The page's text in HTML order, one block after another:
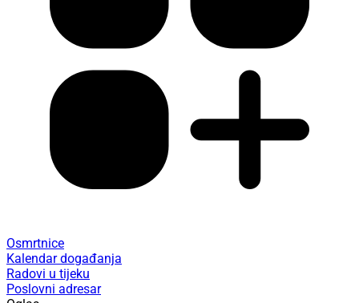
Osmrtnice
Kalendar događanja
Radovi u tijeku
Poslovni adresar